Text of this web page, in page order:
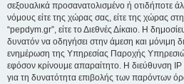
σεξουαλικά προσανατολισμένο ή οτιδήποτε
νόμους είτε της χώρας σας, είτε της χώρας
“pepdym.gr”, είτε το Διεθνές Δίκαιο. Η
δυνατόν να οδηγήσει στην άμεση και μόνιμη
ενημέρωση της Υπηρεσίας Παροχής
εφόσον κρίνουμε απαραίτητο. Η διεύθυνση
για τη δυνατότητα επιβολής των παρόντων